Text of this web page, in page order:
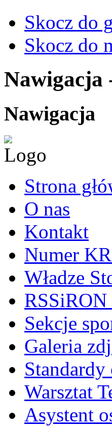
Skocz do
Skocz do
Nawigacja
Nawigacja
Strona
O nas
Kontakt
Numer
Władze
RSSiRON
Sekcje
Galeria
Warsztat
Asystent